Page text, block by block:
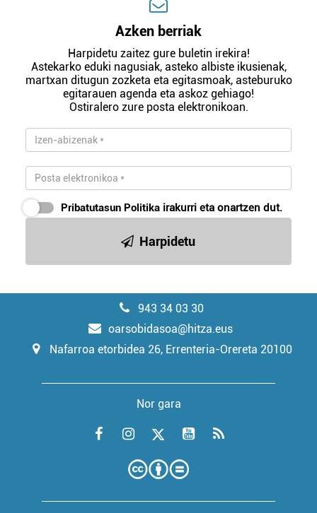
Azken berriak
Harpidetu zaitez gure buletin irekira!
Astekarko eduki nagusiak, asteko albiste ikusienak,
martxan ditugun zozketa eta egitasmoak, asteburuko
egitarauen agenda eta askoz gehiago!
Ostiralero zure posta elektronikoan.
Pribatutasun Politika irakurri eta onartzen dut.
Harpidetu
943 34 03 30
oarsobidasoa@hitza.eus
Nafarroa etorbidea 26, Errenteria-Orereta 20100
Nor gara